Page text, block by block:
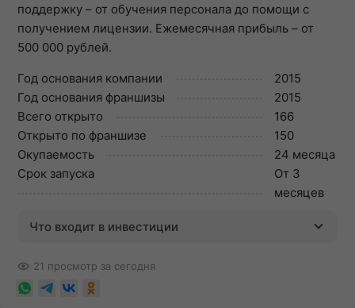
поддержку – от обучения персонала до помощи с
получением лицензии. Ежемесячная прибыль – от
500 000 рублей.
Год основания компании
2015
Год основания франшизы
2015
Всего открыто
166
Открыто по франшизе
150
Окупаемость
24 месяца
Срок запуска
От 3
месяцев
Что входит в инвестиции
21 просмотр за сегодня